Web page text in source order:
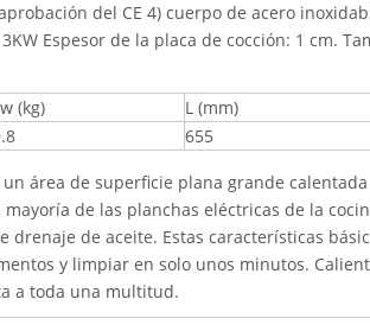
del CE 4) cuerpo de acero
3KW Espesor de la placa de cocción: 1 cm.
(kg) L (mm)
655
área de superficie plana grande
de las planchas eléctricas de la
drenaje de aceite. Estas características
y limpiar en solo unos minutos.
a toda una multitud.